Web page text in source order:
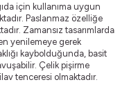
için kullanıma uygun
Paslanmaz özelliğe
Zamansız tasarımlarda
yenilemeye gerek
kaybolduğunda, basit
Çelik pişirme
tenceresi olmaktadır.